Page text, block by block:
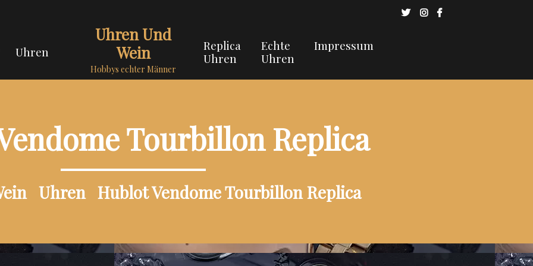
Uhren
Uhren Und
Wein
Hobbys echter Männer
Replica
Uhren
Echte
Uhren
Impressum
Tourbillon Replica
Uhren Hublot Vendome Tourbillon Replica